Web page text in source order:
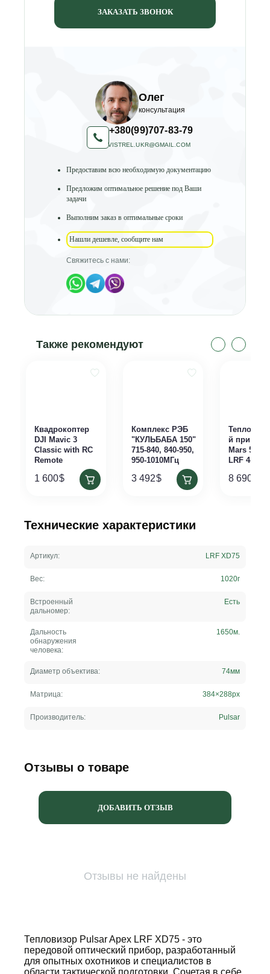
ЗАКАЗАТЬ ЗВОНОК
Олег
консультация
+380(99)707-83-79
VISTREL.UKR@GMAIL.COM
Предоставим всю необходимую документацию
Предложим оптимальное решение под Ваши
задачи
Выполним заказ в оптимальные сроки
Нашли дешевле, сообщите нам
Свяжитесь с нами:
Также рекомендуют
Квадрокоптер
DJI Mavic 3
Classic with RC
Remote
1 600$
Комплекс РЭБ
"КУЛЬБАБА 150"
715-840, 840-950,
950-1010МГц
3 492$
й прицел
Mars 5 XD
LRF 4-40x
8 690
Технические характеристики
Артикул: LRF XD75
Вес: 1020г
Встроенный
дальномер:
Есть
Дальность
обнаружения
человека:
1650м.
Диаметр объектива: 74мм
Матрица: 384×288px
Производитель: Pulsar
Отзывы о товаре
ДОБАВИТЬ ОТЗЫВ
Отзывы не найдены
Тепловизор Pulsar Apex LRF XD75 - это
передовой оптический прибор, разработанный
для опытных охотников и специалистов в
области тактической подготовки. Сочетая в себе